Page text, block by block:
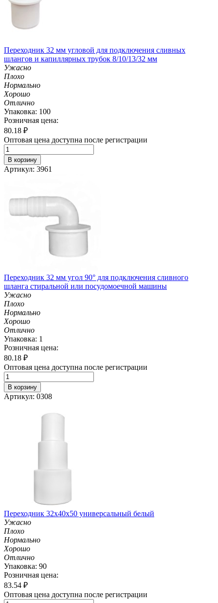
Переходник 32 мм угловой для подключения сливных
шлангов и капиллярных трубок 8/10/13/32 мм
Ужасно
Плохо
Нормально
Хорошо
Отлично
Упаковка: 100
Розничная цена:
80.18 ₽
Оптовая цена доступна после регистрации
В корзину
Артикул: 3961
Переходник 32 мм угол 90° для подключения сливного
шланга стиральной или посудомоечной машины
Ужасно
Плохо
Нормально
Хорошо
Отлично
Упаковка: 1
Розничная цена:
80.18 ₽
Оптовая цена доступна после регистрации
В корзину
Артикул: 0308
Переходник 32х40х50 универсальный белый
Ужасно
Плохо
Нормально
Хорошо
Отлично
Упаковка: 90
Розничная цена:
83.54 ₽
Оптовая цена доступна после регистрации